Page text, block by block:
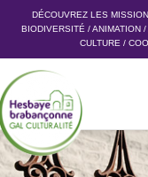
DÉCOUVREZ LES
BIODIVERSITÉ /ANIMATION /
CULTURE /